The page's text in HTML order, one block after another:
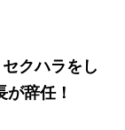
クハラをし
辞任！